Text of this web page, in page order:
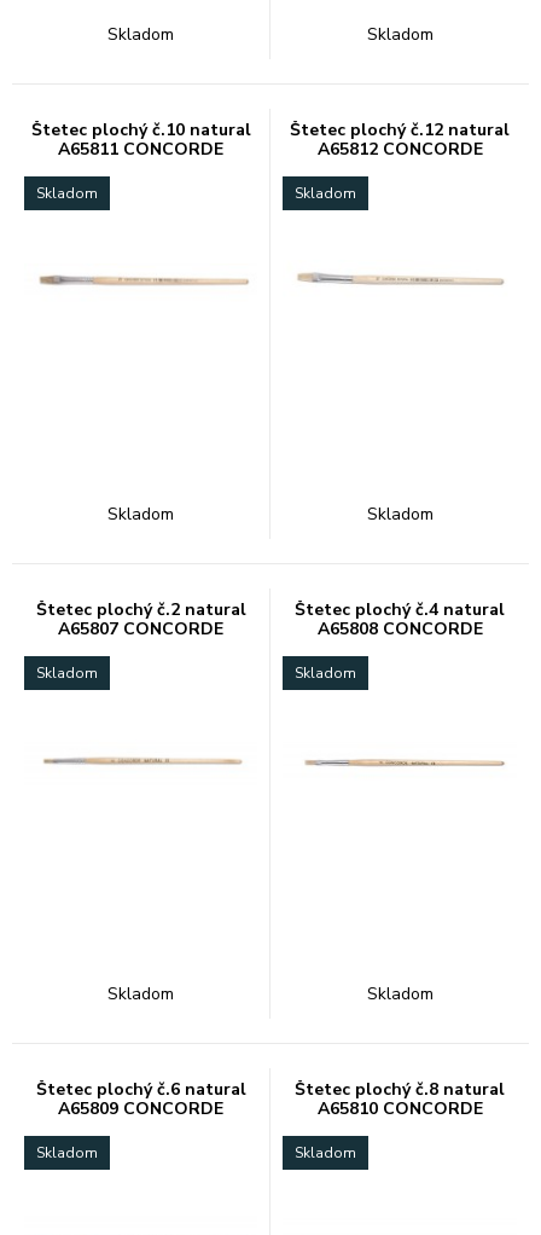
Skladom Skladom
Štetec plochý č.10 natural
A65811 CONCORDE
Skladom
Skladom
Štetec plochý č.12 natural
A65812 CONCORDE
Skladom
Skladom
Štetec plochý č.2 natural
A65807 CONCORDE
Skladom
Skladom
Štetec plochý č.4 natural
A65808 CONCORDE
Skladom
Skladom
Štetec plochý č.6 natural
A65809 CONCORDE
Skladom
Štetec plochý č.8 natural
A65810 CONCORDE
Skladom